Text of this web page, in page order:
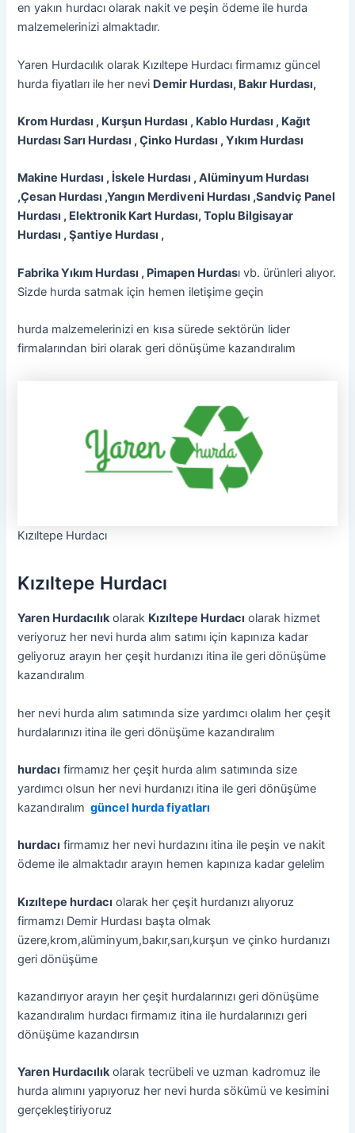
en yakın hurdacı olarak nakit ve peşin ödeme ile hurda
malzemelerinizi almaktadır.
Yaren Hurdacılık olarak Kızıltepe Hurdacı firmamız güncel
hurda fiyatları ile her nevi Demir Hurdası, Bakır Hurdası,
Krom Hurdası , Kurşun Hurdası , Kablo Hurdası , Kağıt
Hurdası Sarı Hurdası , Çinko Hurdası , Yıkım Hurdası
Makine Hurdası , İskele Hurdası , Alüminyum Hurdası
,Çesan Hurdası ,Yangın Merdiveni Hurdası ,Sandviç Panel
Hurdası , Elektronik Kart Hurdası, Toplu Bilgisayar
Hurdası , Şantiye Hurdası ,
Fabrika Yıkım Hurdası , Pimapen Hurdası vb. ürünleri alıyor.
Sizde hurda satmak için hemen iletişime geçin
hurda malzemelerinizi en kısa sürede sektörün lider
firmalarından biri olarak geri dönüşüme kazandıralım
Kızıltepe Hurdacı
Kızıltepe Hurdacı
Yaren Hurdacılıkolarak Kızıltepe Hurdacı olarak hizmet
veriyoruz her nevi hurda alım satımı için kapınıza kadar
geliyoruz arayın her çeşit hurdanızı itina ile geri dönüşüme
kazandıralım
her nevi hurda alım satımında size yardımcı olalım her çeşit
hurdalarınızı itina ile geri dönüşüme kazandıralım
hurdacı firmamız her çeşit hurda alım satımında size
yardımcı olsun her nevi hurdanızı itina ile geri dönüşüme
kazandıralım güncel hurda fiyatları
hurdacı firmamız her nevi hurdazını itina ile peşin ve nakit
ödeme ile almaktadır arayın hemen kapınıza kadar gelelim
Kızıltepe hurdacı olarak her çeşit hurdanızı alıyoruz
firmamzı Demir Hurdası başta olmak
üzere,krom,alüminyum,bakır,sarı,kurşun ve çinko hurdanızı
geri dönüşüme
kazandırıyor arayın her çeşit hurdalarınızı geri dönüşüme
kazandıralım hurdacı firmamız itina ile hurdalarınızı geri
dönüşüme kazandırsın
Yaren Hurdacılıkolarak tecrübeli ve uzman kadromuz ile
hurda alımını yapıyoruz her nevi hurda sökümü ve kesimini
gerçekleştiriyoruz